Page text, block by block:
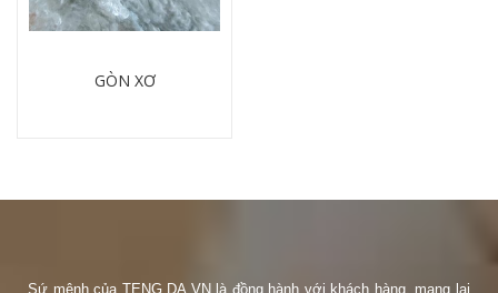
GÒN XƠ
Sứ mệnh của TENG DA VN là đồng hành với khách hàng, mang lại